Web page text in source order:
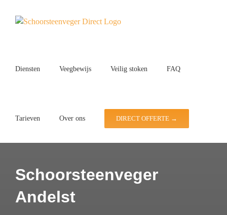
Diensten Veegbewijs Veilig stoken FAQ
Tarieven Over ons DIRECT OFFERTE →
Schoorsteenveger
Andelst